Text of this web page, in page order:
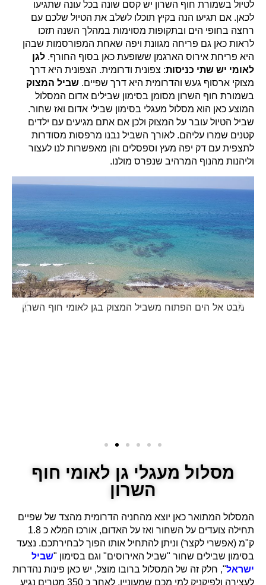
לטיול בשמורת חוף השרון יש קסם שונה בכל עונה שתגיעו
לכאן. אם תגיעו הנה בקיץ תוכלו לשלב את הטיול שלכם עם
רחצה בחופי הים ובתקופות מסוימות במהלך השנה תזכו
לראות כאן גם פריחה מגוונת ויפה שאחת המפורסמות שבהן
היא פריחת אירוס הארגמן ששופעת כאן בסוף החורף. לגן
לאומי יש שתי כניסות: צפונית ודרומית. הצפונית היא דרך
מצוקי ארסוף געש והדרומית היא דרך שפיים. שביל המצוק
בשמורת חוף השרון מסומן בסימון שבילים אדום המסלול
המוצע כאן הוא מסלול מעגלי בסימון שבילי אדום ואז שחור.
שביל הטיול עובר על המצוק ולכן אם אתם מגיעים עם ילדים
קטנים שמרו עליהם. לאורך השביל נבנו מרפסות מסודרות
לתצפית עם דק יפה מעץ וספסלים והן מאפשרות לנו לעצור
וליהנות מהנוף המרהיב שנפרס מולנו.
מבט אל הים הפתוח משביל המצוק בגן לאומי חוף השרון
מסלול מעגלי גן לאומי חוף
השרון
המסלול המתואר כאן יוצא מהחניה הדרומית מהצד של שפיים
תחילה צועדים על השחור ואז על האדום, אורכו המלא כ 1.8
ק"מ (אפשרי לקצר) וניתן להתחיל אותו הפוך לבחירתכם. נצעד
בסימון שבילים שחור "שביל האירוסים" וגם בסימון "שביל
ישראל", חלק זה של המסלול ברובו מוצל, יש כאן פינות נהדרות
לעצירה ולפיקניק למי מכם שמעוניין. לאחר כ 350 מטרים נגיע